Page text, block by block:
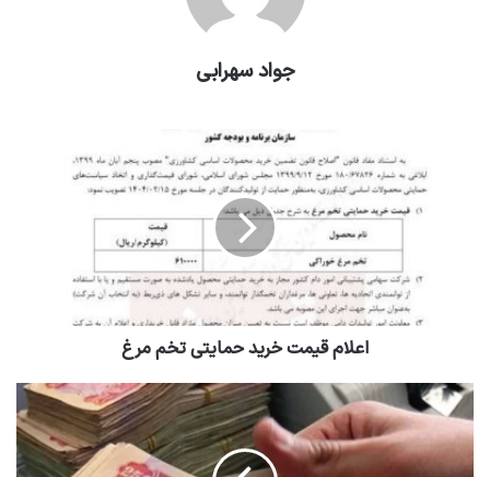
جواد سهرابی
اعلام قیمت خرید حمایتی تخم مرغ